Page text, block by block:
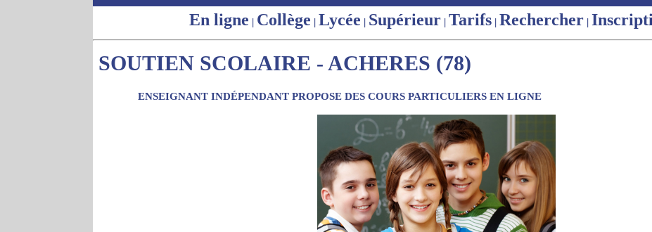
En ligne | Collège | Lycée | Supérieur | Tarifs | Rechercher |
SOUTIEN SCOLAIRE - ACHERES (78)
ENSEIGNANT INDÉPENDANT PROPOSE DES COURS PARTICULIERS EN LIGNE